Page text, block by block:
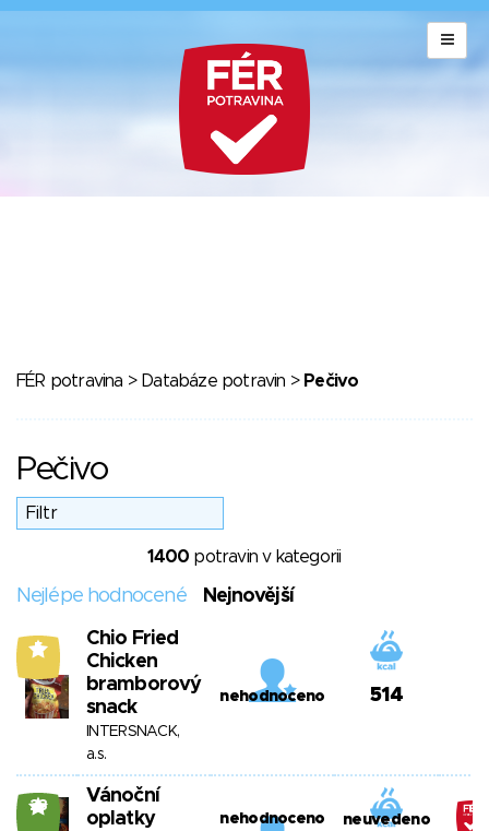
FÉR potravina > Databáze potravin > Pečivo
Pečivo
1400 potravin v kategorii
Nejlépe hodnocené Nejnovější
5
Chio Fried
Chicken
bramborový
snack
INTERSNACK,
a.s.
nehodnoceno 514
23
Vánoční
oplatky
nehodnoceno neuvedeno